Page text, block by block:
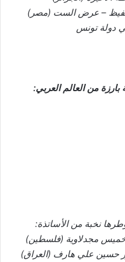
– عرض الست (مصر)
دولة تونس
بارزة من العالم العربي:
نخبة من الأساتذة:
مجدلاوية (فلسطين)
حسين علي هارف (العراق)